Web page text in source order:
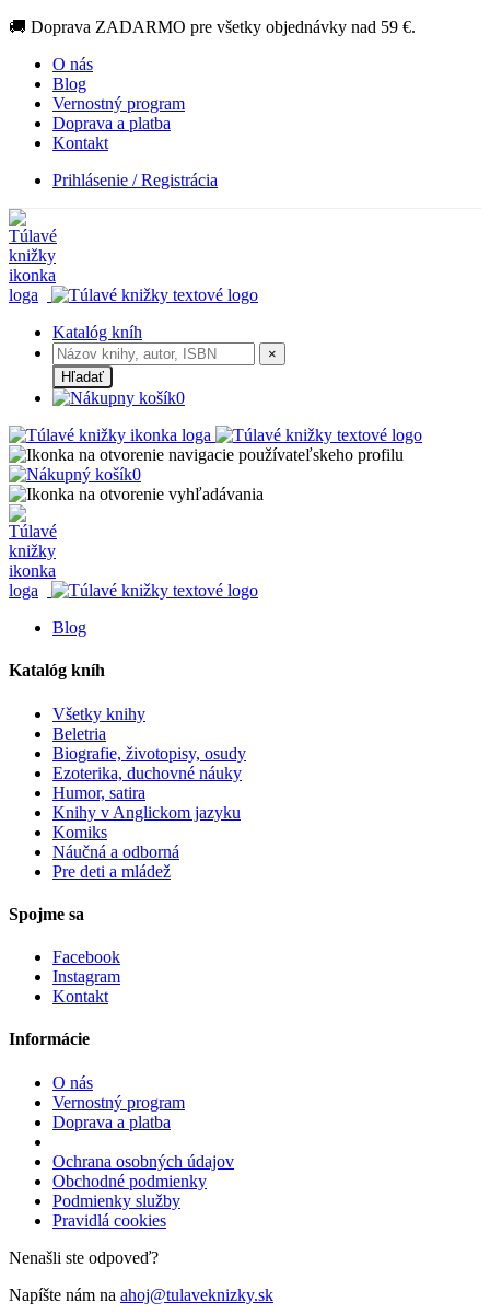
🚚 Doprava ZADARMO pre všetky objednávky nad 59 €.
O nás
Blog
Vernostný program
Doprava a platba
Kontakt
Prihlásenie / Registrácia
Katalóg kníh
×
Hľadať
0
0
Blog
Katalóg kníh
Všetky knihy
Beletria
Biografie, životopisy, osudy
Ezoterika, duchovné náuky
Humor, satira
Knihy v Anglickom jazyku
Komiks
Náučná a odborná
Pre deti a mládež
Spojme sa
Facebook
Instagram
Kontakt
Informácie
O nás
Vernostný program
Doprava a platba
Ochrana osobných údajov
Obchodné podmienky
Podmienky služby
Pravidlá cookies
Nenašli ste odpoveď?
Napíšte nám na ahoj@tulaveknizky.sk